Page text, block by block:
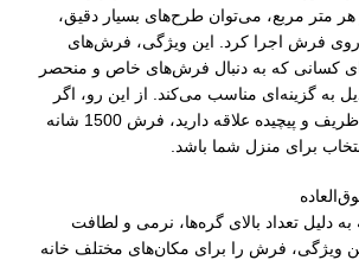
هر متر مربع، می‌توان طرح‌های بسیار دقیق،
فرش اجرا کرد. این ویژگی، فرش‌های
برای کسانی که به دنبال فرش‌های خاص و منحصر
به گزینه‌ای مناسب می‌کند. از این رو، اگر
شما به طرح‌های ظریف و پیچیده علاقه دارید، فرش 1500 شانه
برای منزل شما باشد.
شانه به دلیل تعداد بالای گره‌ها، نرمی و لطافت
ویژگی، فرش را برای مکان‌های مختلف خانه